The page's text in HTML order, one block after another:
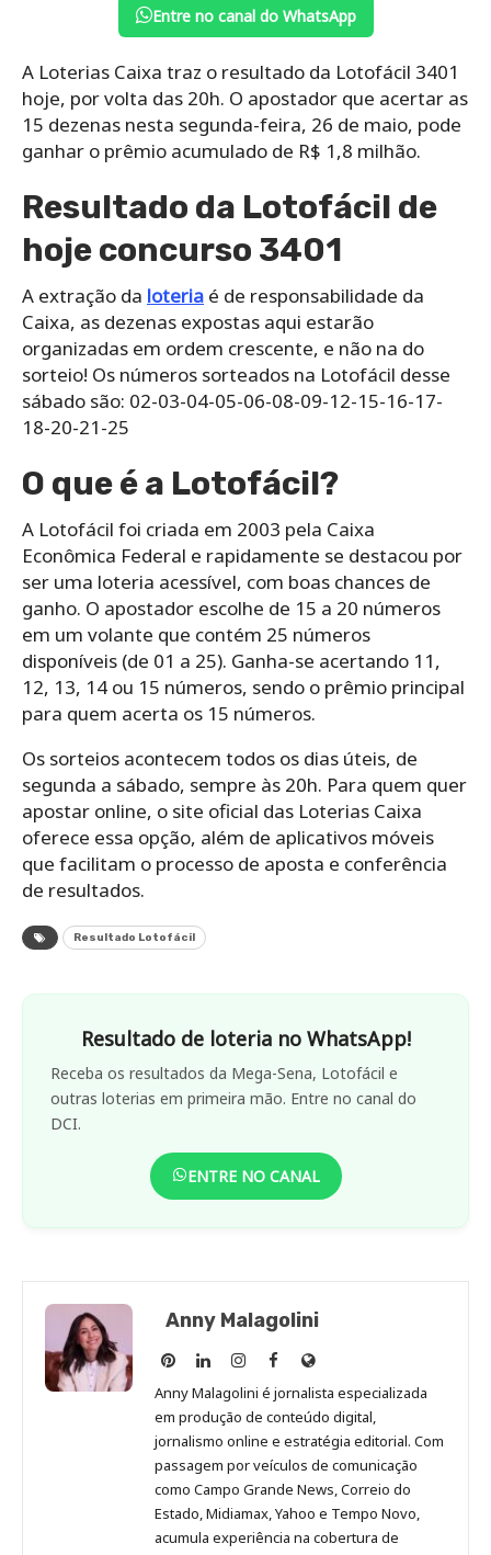
Entre no canal do WhatsApp
A Loterias Caixa traz o resultado da Lotofácil 3401
hoje, por volta das 20h. O apostador que acertar as
15 dezenas nesta segunda-feira, 26 de maio, pode
ganhar o prêmio acumulado de R$ 1,8 milhão.
Resultado da Lotofácil de
hoje concurso 3401
A extração da loteria é de responsabilidade da
Caixa, as dezenas expostas aqui estarão
organizadas em ordem crescente, e não na do
sorteio! Os números sorteados na Lotofácil desse
sábado são: 02-03-04-05-06-08-09-12-15-16-17-
18-20-21-25
O que é a Lotofácil?
A Lotofácil foi criada em 2003 pela Caixa
Econômica Federal e rapidamente se destacou por
ser uma loteria acessível, com boas chances de
ganho. O apostador escolhe de 15 a 20 números
em um volante que contém 25 números
disponíveis (de 01 a 25). Ganha-se acertando 11,
12, 13, 14 ou 15 números, sendo o prêmio principal
para quem acerta os 15 números.
Os sorteios acontecem todos os dias úteis, de
segunda a sábado, sempre às 20h. Para quem quer
apostar online, o site oficial das Loterias Caixa
oferece essa opção, além de aplicativos móveis
que facilitam o processo de aposta e conferência
de resultados.
Resultado Lotofácil
Resultado de loteria no WhatsApp!
Receba os resultados da Mega-Sena, Lotofácil e
outras loterias em primeira mão. Entre no canal do
DCI.
ENTRE NO CANAL
Anny Malagolini
Anny
Malagolini
no
Pinterest
Anny
Malagolini
no
LinkedIn
Anny
Malagolini
no
Instagram
Anny
Malagolini
no
Facebook
Site
de
Anny
Malagolini
Anny Malagolini é jornalista especializada
em produção de conteúdo digital,
jornalismo online e estratégia editorial. Com
passagem por veículos de comunicação
como Campo Grande News, Correio do
Estado, Midiamax, Yahoo e Tempo Novo,
acumula experiência na cobertura de